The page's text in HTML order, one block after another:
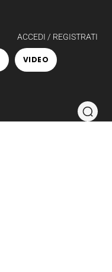
ACCEDI / REGISTRATI
VIDEO